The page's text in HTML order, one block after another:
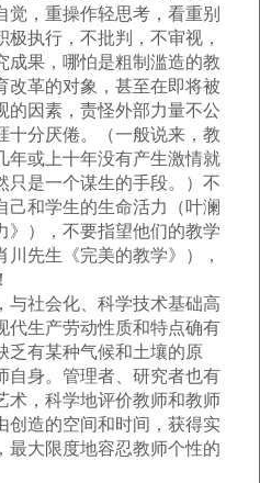
觉，重操作轻思考，看重别
极执行，不批判，不审视，
成果，哪怕是粗制滥造的教
改革的对象，甚至在即将被
的因素，责怪外部力量不公
十分厌倦。（一般说来，教
年或上十年没有产生激情就
只是一个谋生的手段。）不
己和学生的生命活力（叶澜
》），不要指望他们的教学
先生《完美的教学》），
社会化、科学技术基础高
代生产劳动性质和特点确有
乏有某种气候和土壤的原
自身。管理者、研究者也有
术，科学地评价教师和教师
创造的空间和时间，获得实
最大限度地容忍教师个性的